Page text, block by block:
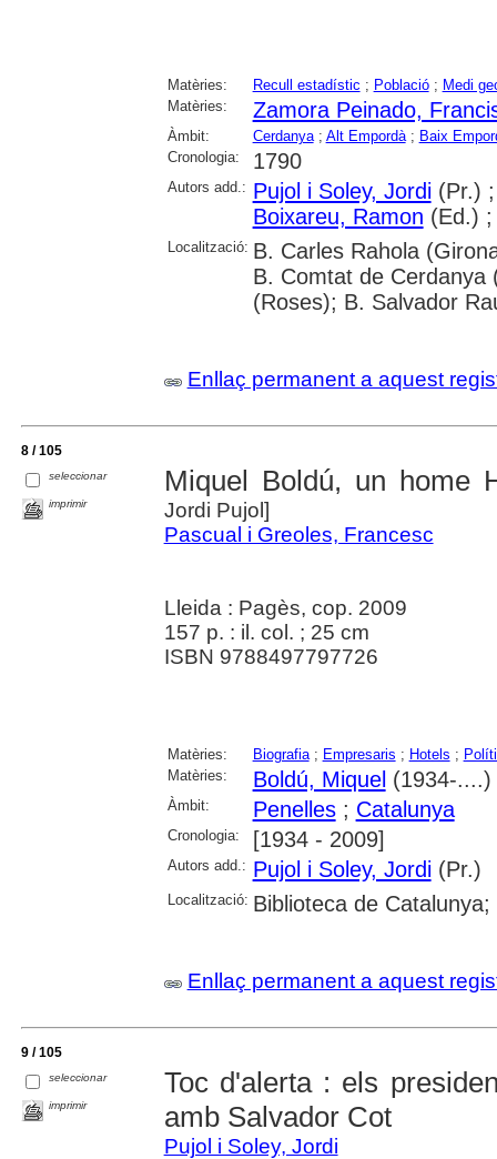
Matèries: Recull estadístic ; Població; Medi
Matèries:
Zamora Peinado,
Àmbit: Cerdanya; Alt Empordà; Baix
Cronologia:
1790
Autors add.: Pujol i Soley, Jordi(Pr.)
Boixareu, Ramon (Ed.)
Localització: B. Carles Rahola
B. Comtat de Cerdanya
(Roses); B. Salvador
Enllaç permanent a aquest
8 / 105
seleccionar
imprimir
Miquel Boldú, un home
Jordi Pujol]
Pascual i Greoles, Francesc
Lleida : Pagès, cop. 2009
157 p. : il. col. ; 25 cm
ISBN 9788497797726
Matèries: Biografia; Empresaris ; Hotels ;
Matèries:
Boldú, Miquel (1934-....)
Àmbit: Penelles; Catalunya
Cronologia: [1934 - 2009]
Autors add.: Pujol i Soley, Jordi(Pr.)
Localització: Biblioteca de
Enllaç permanent a aquest
9 / 105
seleccionar
imprimir
Toc d'alerta : els
amb Salvador Cot
Pujol i Soley, Jordi